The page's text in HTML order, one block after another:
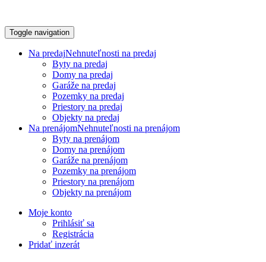
Toggle navigation
Na predajNehnuteľnosti na predaj
Byty na predaj
Domy na predaj
Garáže na predaj
Pozemky na predaj
Priestory na predaj
Objekty na predaj
Na prenájomNehnuteľnosti na prenájom
Byty na prenájom
Domy na prenájom
Garáže na prenájom
Pozemky na prenájom
Priestory na prenájom
Objekty na prenájom
Moje konto
Prihlásiť sa
Registrácia
Pridať inzerát